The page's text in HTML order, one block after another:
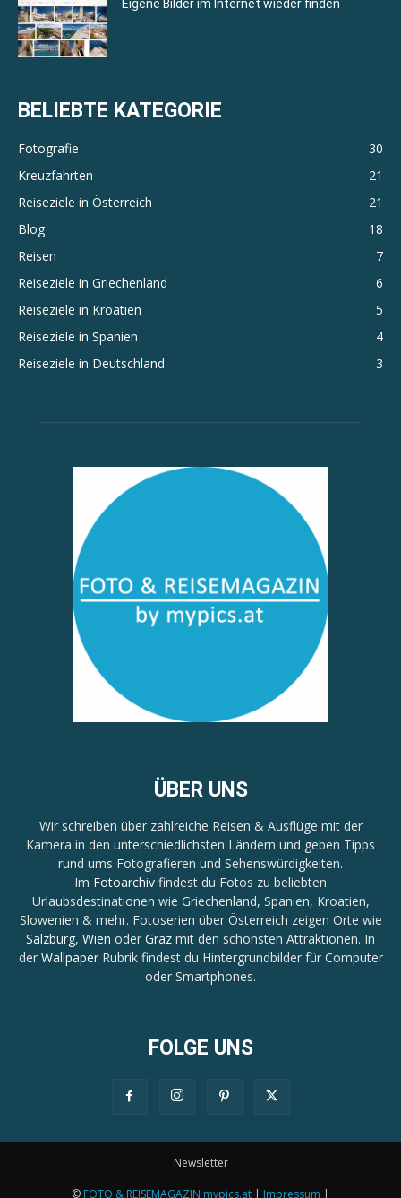
Eigene Bilder im Internet wieder finden
BELIEBTE KATEGORIE
Fotografie
30
Kreuzfahrten
21
Reiseziele in Österreich
21
Blog
18
Reisen
7
Reiseziele in Griechenland
6
Reiseziele in Kroatien
5
Reiseziele in Spanien
4
Reiseziele in Deutschland
3
ÜBER UNS
Wir schreiben über zahlreiche Reisen & Ausflüge mit der
Kamera in den unterschiedlichsten Ländern und geben Tipps
rund ums Fotografieren und Sehenswürdigkeiten.
Im Fotoarchiv findest du Fotos zu beliebten
Urlaubsdestinationen wie Griechenland, Spanien, Kroatien,
Slowenien & mehr. Fotoserien über Österreich zeigen Orte wie
Salzburg, Wien oder Graz mit den schönsten Attraktionen. In
der WallpaperRubrik findest du Hintergrundbilder für Computer
oder Smartphones.
FOLGE UNS
Newsletter
© FOTO & REISEMAGAZIN mypics.at Impressum